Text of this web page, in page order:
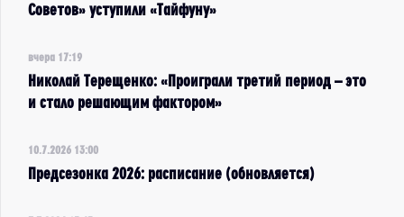
Советов» уступили «Тайфуну»
вчера 17:19
Николай Терещенко: «Проиграли третий период – это
и стало решающим фактором»
10.7.2026 13:00
Предсезонка 2026: расписание (обновляется)